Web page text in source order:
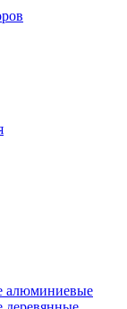
алюминиевые